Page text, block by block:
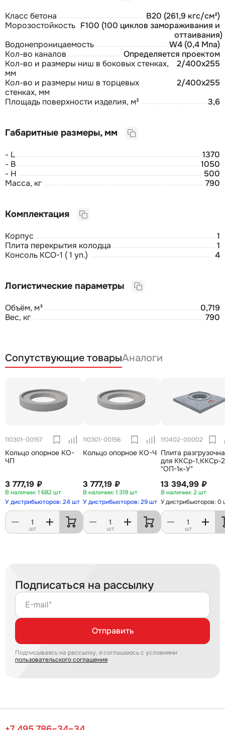
Класс бетона
В20 (261,9 кгс/см²)
Морозостойкость F100 (100 циклов замораживания и
оттаивания)
Водонепроницаемость
W4 (0,4 Мпа)
Кол-во каналов
Определяется проектом
Кол-во и размеры ниш в боковых стенках,
мм
2/400х255
Кол-во и размеры ниш в торцевых
стенках, мм
2/400х255
Площадь поверхности изделия, м²
3,6
Габаритные размеры, мм
- L
1370
- B
1050
- H
500
Масса, кг
790
Комплектация
Корпус
1
Плита перекрытия колодца
1
Консоль КСО-1 ( 1 уп.)
4
Логистические параметры
Объём, м³
0,719
Вес, кг
790
Сопутствующие товарыАналоги
110301-00157
Кольцо опорное КО-
ЧП
3 777,19 ₽
1 682 шт
У дистрибьюторов: 24 шт
шт
110301-00156
Кольцо опорное КО-Ч
3 777,19 ₽
1 319 шт
У дистрибьюторов: 29 шт
шт
110402-00002
Плита
для ККСр-1,ККСр-2
"ОП-1к-У"
13 394,99 ₽
2 шт
У дистрибьюторов: 0
шт
Подписаться на рассылку
E-mail*
Отправить
Подписываясь на рассылку, я соглашаюсь с условиями
пользовательского соглашения